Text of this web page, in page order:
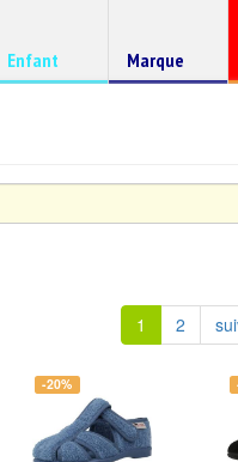
Chaussure
Enfant
Chaussure
de
Marque
1 2
-20%